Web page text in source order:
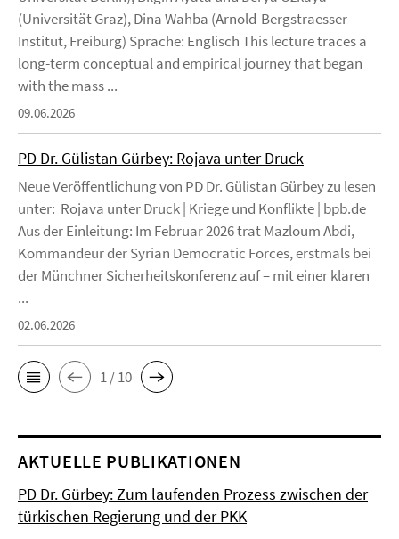
(Universität Graz), Dina Wahba (Arnold-Bergstraesser-
Institut, Freiburg) Sprache: Englisch This lecture traces a
long-term conceptual and empirical journey that began
with the mass ...
09.06.2026
PD Dr. Gülistan Gürbey: Rojava unter Druck
Neue Veröffentlichung von PD Dr. Gülistan Gürbey zu lesen
unter: Rojava unter Druck | Kriege und Konflikte | bpb.de
Aus der Einleitung: Im Februar 2026 trat Mazloum Abdi,
Kommandeur der Syrian Democratic Forces, erstmals bei
der Münchner Sicherheitskonferenz auf – mit einer klaren
...
02.06.2026
1 / 10
AKTUELLE PUBLIKATIONEN
PD Dr. Gürbey: Zum laufenden Prozess zwischen der
türkischen Regierung und der PKK